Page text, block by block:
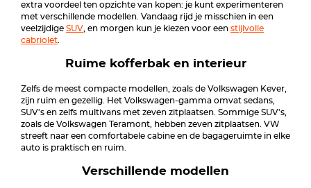
extra voordeel ten opzichte van kopen: je kunt experimenteren
met verschillende modellen. Vandaag rijd je misschien in een
veelzijdige SUV , en morgen kun je kiezen voor een stijlvolle
cabriolet
Ruime kofferbak en interieur
Zelfs de meest compacte modellen, zoals de Volkswagen Kever,
zijn ruim en gezellig. Het Volkswagen-gamma omvat sedans,
SUV's en zelfs multivans met zeven zitplaatsen. Sommige SUV's,
zoals de Volkswagen Teramont, hebben zeven zitplaatsen. VW
streeft naar een comfortabele cabine en de bagageruimte in elke
auto is praktisch en ruim.
Verschillende modellen